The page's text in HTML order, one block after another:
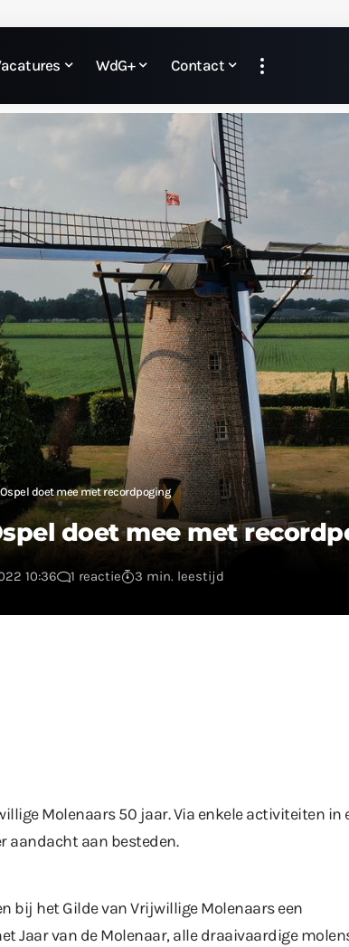
WdG+ Contact
doet mee met recordpoging
doet mee met
10:36 1 reactie 3 min. leestijd
Molenaars 50 jaar. Via enkele activiteiten in
aandacht aan besteden.
bij het Gilde van Vrijwillige Molenaars een
Jaar van de Molenaar, alle draaivaardige